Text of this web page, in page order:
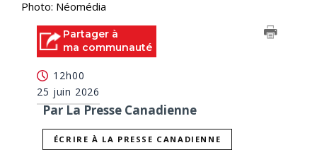
Photo: Néomédia
Partager à
ma communauté
12h00
25 juin 2026
Par La Presse Canadienne
ÉCRIRE À LA PRESSE CANADIENNE